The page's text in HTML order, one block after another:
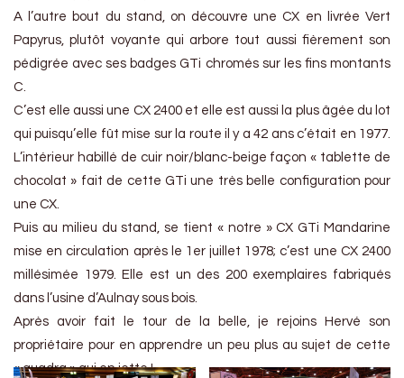
A l’autre bout du stand, on découvre une CX en livrée Vert
Papyrus, plutôt voyante qui arbore tout aussi fièrement son
pédigrée avec ses badges GTi chromés sur les fins montants
C.
C’est elle aussi une CX 2400 et elle est aussi la plus âgée du lot
qui puisqu’elle fût mise sur la route il y a 42 ans c’était en 1977.
L’intérieur habillé de cuir noir/blanc-beige façon « tablette de
chocolat » fait de cette GTi une très belle configuration pour
une CX.
Puis au milieu du stand, se tient « notre » CX GTi Mandarine
mise en circulation après le 1er juillet 1978; c’est une CX 2400
millésimée 1979. Elle est un des 200 exemplaires fabriqués
dans l’usine d’Aulnay sous bois.
Après avoir fait le tour de la belle, je rejoins Hervé son
propriétaire pour en apprendre un peu plus au sujet de cette
« quadra » qui en jette !